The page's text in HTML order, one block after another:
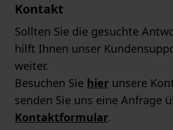
Kontakt
Sollten Sie die gesuchte
hilft Ihnen unser
weiter.
Besuchen Sie hier unsere
senden Sie uns eine Anfrage
Kontaktformular.